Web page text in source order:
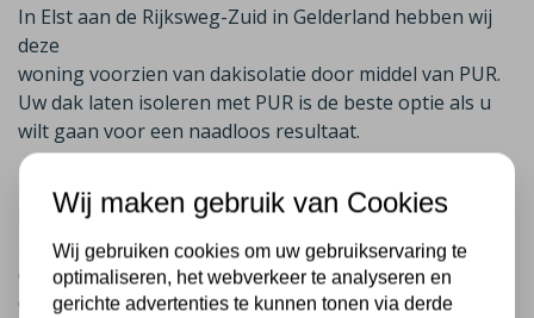
In Elst aan de Rijksweg-Zuid in Gelderland hebben wij
deze
woning voorzien van dakisolatie door middel van PUR.
Uw dak laten isoleren met PUR is de beste optie als u
wilt gaan voor een naadloos resultaat.
De aangebrachte dakisolatie levert de bewoners aan de
Rijksweg-Zuid in Elst een besparing op van gemiddeld
26% van hun energierekening. De aangebrachte
dakisolatie houdt de warmte binnen en zorgt ervoor
dat de kou niet door uw dak naar binnen valt.
Wij maken gebruik van Cookies
Wij gebruiken cookies om uw gebruikservaring te
optimaliseren, het webverkeer te analyseren en
gerichte advertenties te kunnen tonen via derde